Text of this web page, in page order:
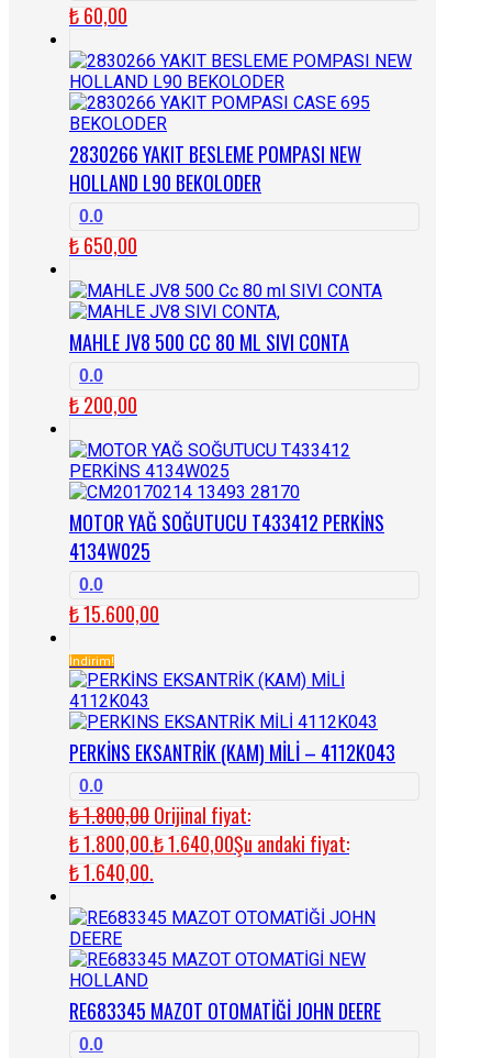
₺60,00
2830266 YAKIT BESLEME POMPASI NEW
HOLLAND L90 BEKOLODER
0.0
₺650,00
MAHLE JV8 500 CC 80 ML SIVI CONTA
0.0
₺200,00
MOTOR YAĞ SOĞUTUCU T433412 PERKİNS
4134W025
0.0
₺15.600,00
İndirim!
PERKİNS EKSANTRİK (KAM) MİLİ – 4112K043
0.0
₺1.800,00Orijinal fiyat:
₺ 1.800,00.₺1.640,00Şu andaki fiyat:
₺ 1.640,00.
RE683345 MAZOT OTOMATİĞİ JOHN DEERE
0.0